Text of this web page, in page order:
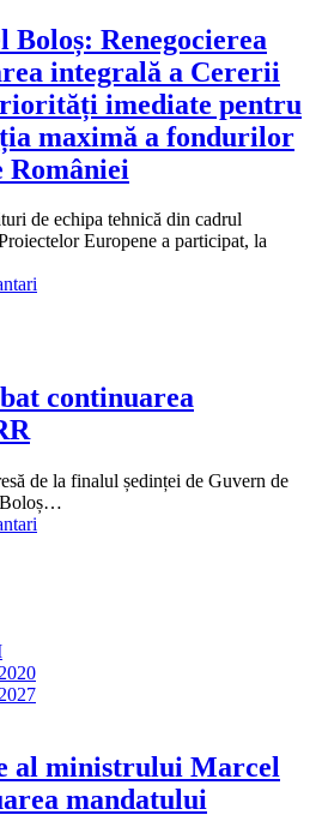
Renegocierea
integrală a Cererii
imediate pentru
maximă a fondurilor
României
de echipa tehnică din cadrul
Europene a participat, la
continuarea
de la finalul ședinței de Guvern de
Boloș…
al ministrului Marcel
mandatului